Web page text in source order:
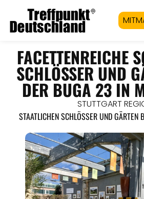
FACETTENREICHE
SCHLÖSSER UND
DER BUGA 23 IN
STUTTGART
STAATLICHEN SCHLÖSSER UND GÄRTEN